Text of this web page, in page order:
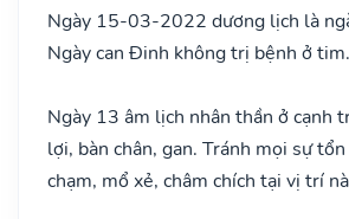
Ngày 15-03-2022 dương lịch là
Ngày can Đinh không trị bệnh ở tim.
Ngày 13 âm lịch nhân thần ở cạnh
lợi, bàn chân, gan. Tránh mọi sự
chạm, mổ xẻ, châm chích tại vị trí